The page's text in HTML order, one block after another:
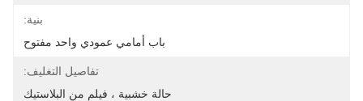
بنية:
باب أمامي عمودي واحد مفتوح
تفاصيل التغليف:
حالة خشبية ، فيلم من البلاستيك